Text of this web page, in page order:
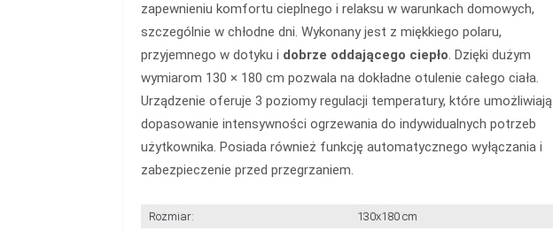
zapewnieniu komfortu cieplnego i relaksu w warunkach domowych,
szczególnie w chłodne dni. Wykonany jest z miękkiego polaru,
przyjemnego w dotyku i dobrze oddającego ciepło. Dzięki dużym
wymiarom 130 × 180 cm pozwala na dokładne otulenie całego ciała.
Urządzenie oferuje 3 poziomy regulacji temperatury, które umożliwiają
dopasowanie intensywności ogrzewania do indywidualnych potrzeb
użytkownika. Posiada również funkcję automatycznego wyłączania i
zabezpieczenie przed przegrzaniem.
Rozmiar:
130x180 cm